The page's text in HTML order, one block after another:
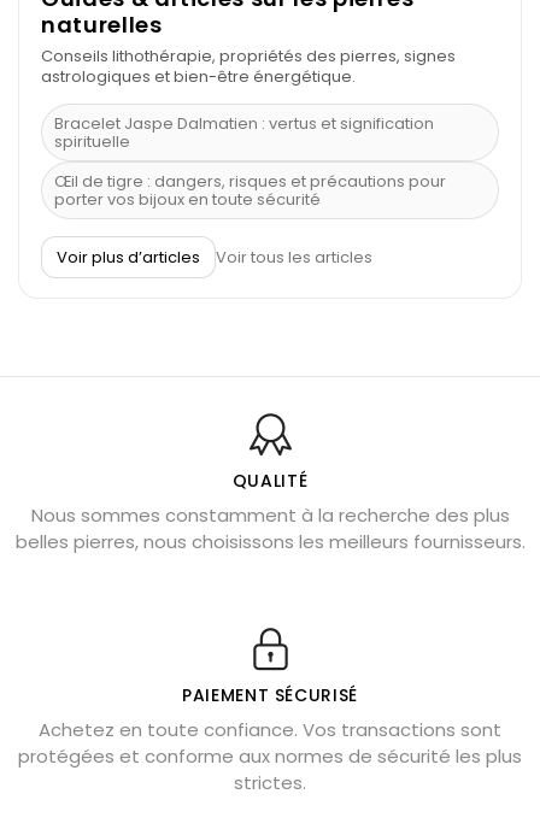
naturelles
Conseils lithothérapie, propriétés des pierres, signes
astrologiques et bien-être énergétique.
Bracelet Jaspe Dalmatien : vertus et signification
spirituelle
Œil de tigre : dangers, risques et précautions pour
porter vos bijoux en toute sécurité
À quel poignet porter un bracelet de pierre
Découvrez le scorpion et ses pierres
Bienfaits de la sélénite – pierre des anges
L’améthyste est-elle faite pour moi ?
Chrysocolle : pierre apaisante
Obsidienne dorée : vertus et signification
Véritable citrine naturelle non chauffée
Où placer la citrine dans la maison
Cornaline : propriétés magiques
Capricorne : quelles pierres choisir
Voir plus d’articles Voir tous les articles
QUALITÉ
Nous sommes constamment à la recherche des plus
belles pierres, nous choisissons les meilleurs fournisseurs.
PAIEMENT SÉCURISÉ
Achetez en toute confiance. Vos transactions sont
protégées et conforme aux normes de sécurité les plus
strictes.